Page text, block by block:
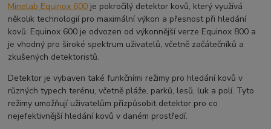
Minelab Equinox 600 je pokročilý detektor kovů, který využívá
několik technologií pro maximální výkon a přesnost při hledání
kovů. Equinox 600 je odvozen od výkonnější verze Equinox 800 a
je vhodný pro široké spektrum uživatelů, včetně začátečníků a
zkušených detektoristů.
Detektor je vybaven také funkčními režimy pro hledání kovů v
různých typech terénu, včetně pláže, parků, lesů, luk a polí. Tyto
režimy umožňují uživatelům přizpůsobit detektor pro co
nejefektivnější hledání kovů v daném prostředí.